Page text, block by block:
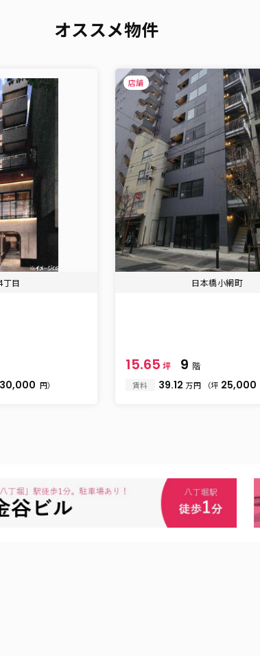
オススメ物件
丁目
30,000 円）
店舗
日本橋小網町
15.65 坪 9 階
賃料 39.12 万円 （坪 25,000